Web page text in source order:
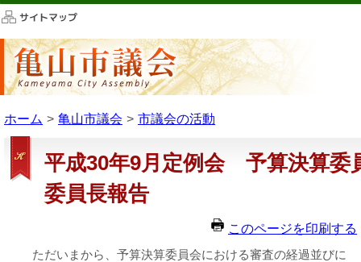
ホーム 亀山市議会 市議会の活動
平成30年9月定例会 予算決算委
委員長報告
このページを印刷する
ただいまから、予算決算委員会における審査の経過並びに